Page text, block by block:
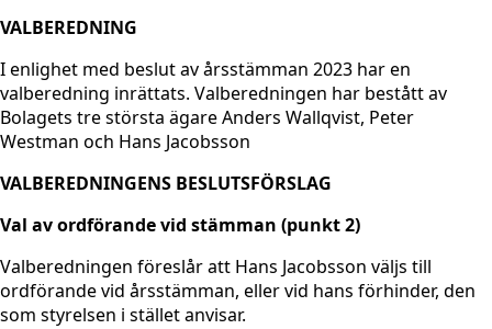
VALBEREDNING
I enlighet med beslut av årsstämman 2023 har en
valberedning inrättats. Valberedningen har bestått av
Bolagets tre största ägare Anders Wallqvist, Peter
Westman och Hans Jacobsson
VALBEREDNINGENS BESLUTSFÖRSLAG
Val av ordförande vid stämman (punkt 2)
Valberedningen föreslår att Hans Jacobsson väljs till
ordförande vid årsstämman, eller vid hans förhinder, den
som styrelsen i stället anvisar.